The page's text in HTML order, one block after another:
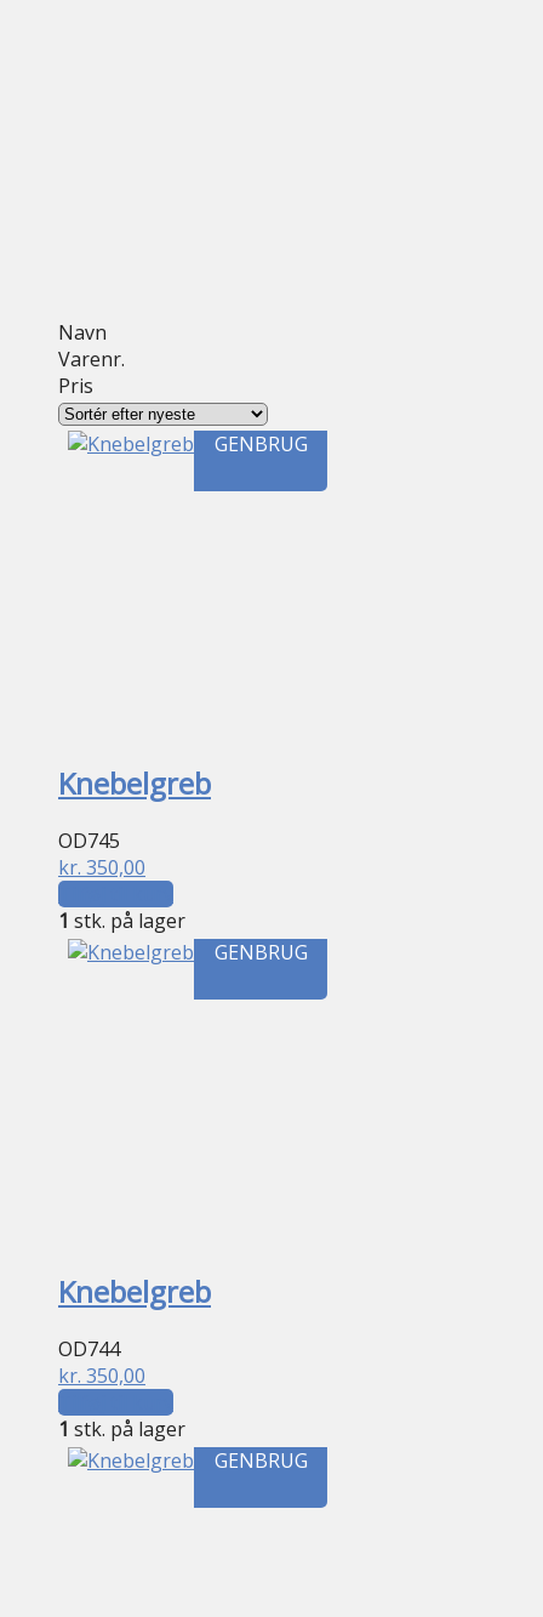
Navn
Varenr.
Pris
GENBRUG
Knebelgreb
OD745
kr. 350,00
Tilføj til kurv
1 stk. på lager
GENBRUG
Knebelgreb
OD744
kr. 350,00
Tilføj til kurv
1 stk. på lager
GENBRUG